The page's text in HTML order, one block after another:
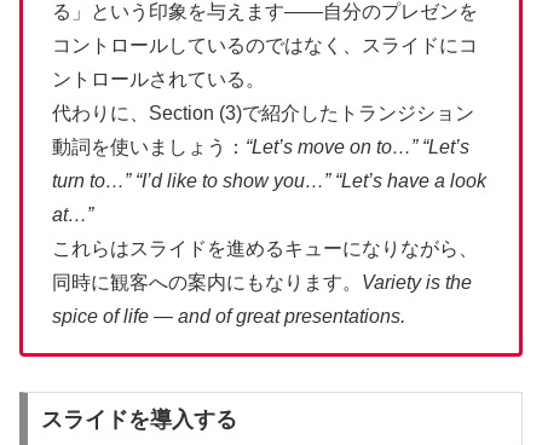
る」という印象を与えます——自分のプレゼンを
コントロールしているのではなく、スライドにコ
ントロールされている。
代わりに、Section (3)で紹介したトランジション
動詞を使いましょう： “Let’s move on to…” “Let’s
turn to…” “I’d like to show you…” “Let’s have a look
at…”
これらはスライドを進めるキューになりながら、
同時に観客への案内にもなります。 Variety is the
spice of life — and of great presentations.
スライドを導入する